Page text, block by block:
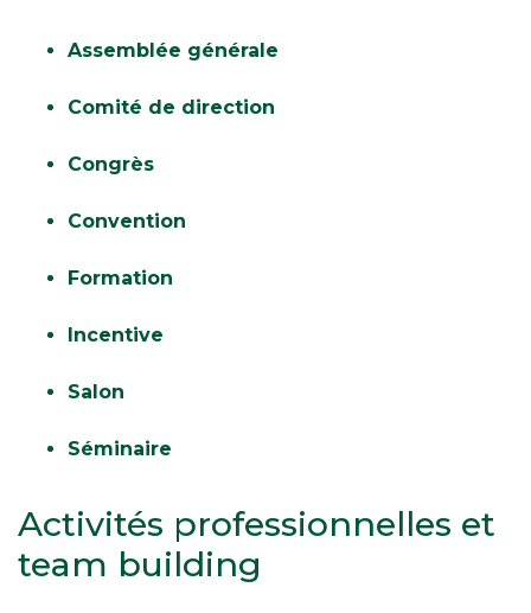
Assemblée générale
Comité de direction
Congrès
Convention
Formation
Incentive
Salon
Séminaire
Activités professionnelles et
team building